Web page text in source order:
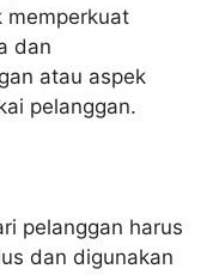
memperkuat
dan
atau aspek
pelanggan.
pelanggan harus
dan digunakan